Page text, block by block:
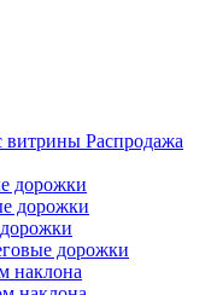
Распродажа
дорожки
дорожки
дорожки
наклона